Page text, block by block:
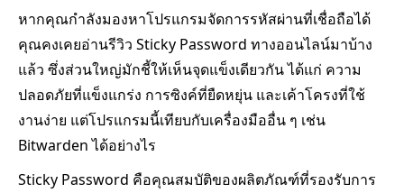
หากคุณกำลังมองหาโปรแกรมจัดการรหัสผ่านที่เชื่อถือได้
คุณคงเคยอ่านรีวิว Sticky Password ทางออนไลน์มาบ้าง
แล้ว ซึ่งส่วนใหญ่มักชี้ให้เห็นจุดแข็งเดียวกัน ได้แก่ ความ
ปลอดภัยที่แข็งแกร่ง การซิงค์ที่ยืดหยุ่น และเค้าโครงที่ใช้
งานง่าย แต่โปรแกรมนี้เทียบกับเครื่องมืออื่น ๆ เช่น
Bitwarden ได้อย่างไร
Sticky Password คือคุณสมบัติของผลิตภัณฑ์ที่รองรับการ